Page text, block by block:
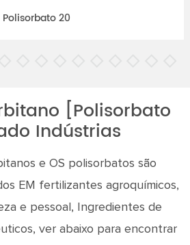
Polisorbato 20
[Polisorbato
Indústrias
e OS polisorbatos são
EM fertilizantes agroquímicos,
e pessoal, Ingredientes de
ver abaixo para encontrar